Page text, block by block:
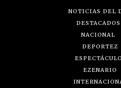
NOTICIAS DEL
DESTACADOS
NACIONAL
DEPORTEZ
EZENARIO